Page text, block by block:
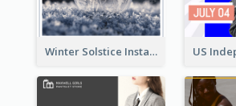
Winter Solstice Instagram Post